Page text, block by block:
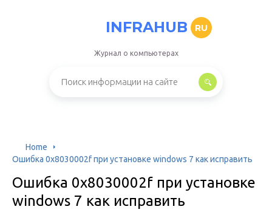
INFRAHUB RU
Журнал о компьютерах
Home
Ошибка 0x8030002f при установке windows 7 как исправить
Ошибка 0x8030002f при установке
windows 7 как исправить